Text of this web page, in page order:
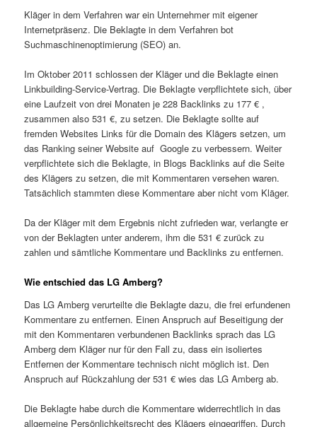
Kläger in dem Verfahren war ein Unternehmer mit eigener
Internetpräsenz. Die Beklagte in dem Verfahren bot
Suchmaschinenoptimierung (SEO) an.
Im Oktober 2011 schlossen der Kläger und die Beklagte einen
Linkbuilding-Service-Vertrag. Die Beklagte verpflichtete sich, über
eine Laufzeit von drei Monaten je 228 Backlinks zu 177 € ,
zusammen also 531 €, zu setzen. Die Beklagte sollte auf
fremden Websites Links für die Domain des Klägers setzen, um
das Ranking seiner Website auf Google zu verbessern. Weiter
verpflichtete sich die Beklagte, in Blogs Backlinks auf die Seite
des Klägers zu setzen, die mit Kommentaren versehen waren.
Tatsächlich stammten diese Kommentare aber nicht vom Kläger.
Da der Kläger mit dem Ergebnis nicht zufrieden war, verlangte er
von der Beklagten unter anderem, ihm die 531 € zurück zu
zahlen und sämtliche Kommentare und Backlinks zu entfernen.
Wie entschied das LG Amberg?
Das LG Amberg verurteilte die Beklagte dazu, die frei erfundenen
Kommentare zu entfernen. Einen Anspruch auf Beseitigung der
mit den Kommentaren verbundenen Backlinks sprach das LG
Amberg dem Kläger nur für den Fall zu, dass ein isoliertes
Entfernen der Kommentare technisch nicht möglich ist. Den
Anspruch auf Rückzahlung der 531 € wies das LG Amberg ab.
Die Beklagte habe durch die Kommentare widerrechtlich in das
allgemeine Persönlichkeitsrecht des Klägers eingegriffen. Durch